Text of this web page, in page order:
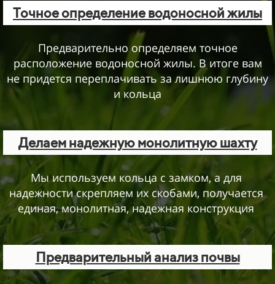
Точное определение водоносной жилы
Предварительно определяем точное
расположение водоносной жилы. В итоге вам
не придется переплачивать за лишнюю глубину
и кольца
Делаем надежную монолитную шахту
Мы используем кольца с замком, а для
надежности скрепляем их скобами, получается
единая, монолитная, надежная конструкция
Предварительный анализпочвы